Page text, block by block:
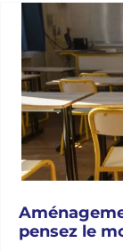
pensez le